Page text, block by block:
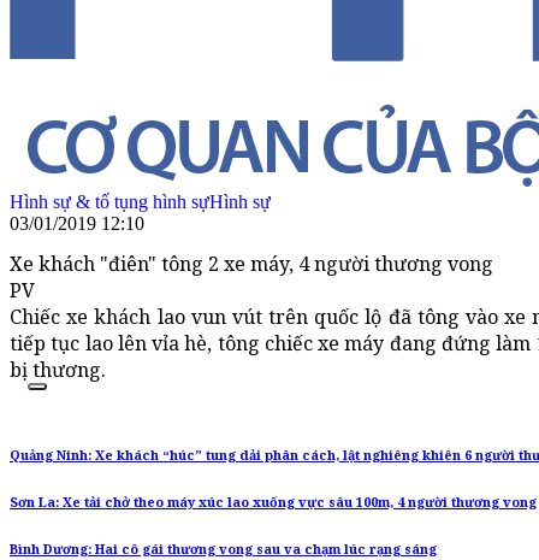
Hình sự & tố tụng hình sựHình sự
03/01/2019 12:10
Xe khách "điên" tông 2 xe máy, 4 người thương vong
PV
Chiếc xe khách lao vun vút trên quốc lộ đã tông vào
tiếp tục lao lên vỉa hè, tông chiếc xe máy đang đứng
bị thương.
Quảng Ninh: Xe khách “húc” tung dải phân cách, lật nghiêng khiên 6 người
Sơn La: Xe tải chở theo máy xúc lao xuống vực sâu 100m, 4 người thương vong
Bình Dương: Hai cô gái thương vong sau va chạm lúc rạng sáng